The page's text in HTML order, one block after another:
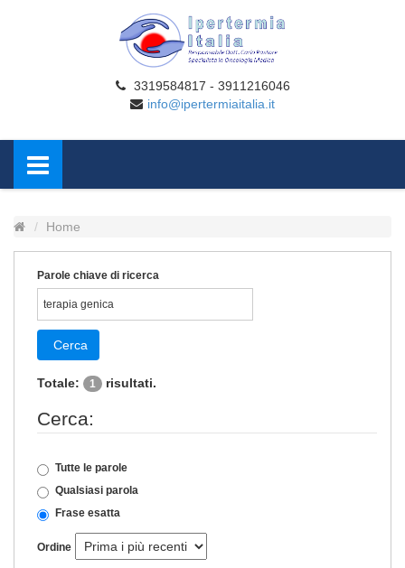
3319584817 - 3911216046
info@ipertermiaitalia.it
Home
Parole chiave di ricerca
Cerca
Totale: 1 risultati.
Cerca:
Tutte le parole
Qualsiasi parola
Frase esatta
Ordine